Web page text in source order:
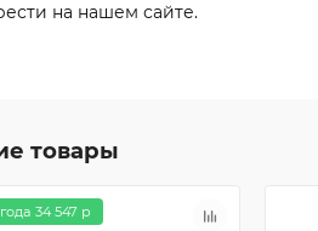
на нашем сайте.
товары
34 547 р